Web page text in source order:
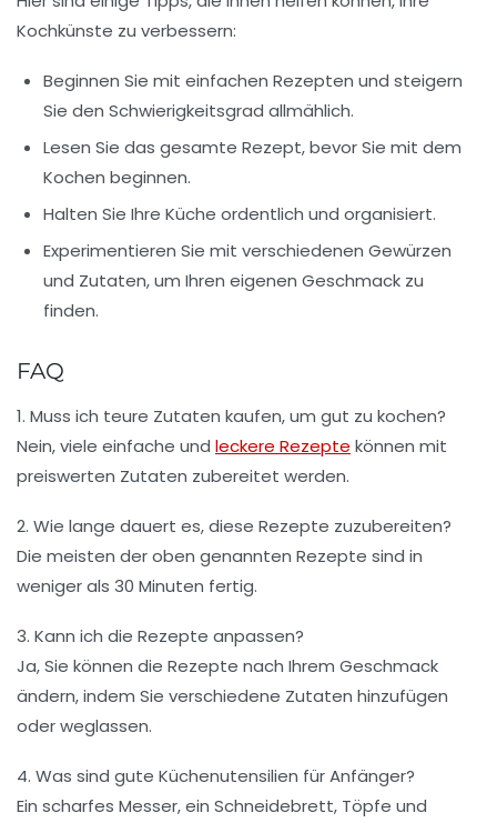
Kochkünste zu verbessern:
Beginnen Sie mit einfachen Rezepten und steigern
Sie den Schwierigkeitsgrad allmählich.
Lesen Sie das gesamte Rezept, bevor Sie mit dem
Kochen beginnen.
Halten Sie Ihre Küche ordentlich und organisiert.
Experimentieren Sie mit verschiedenen Gewürzen
und Zutaten, um Ihren eigenen Geschmack zu
finden.
FAQ
1. Muss ich teure Zutaten kaufen, um gut zu kochen?
Nein, viele einfache und leckere Rezepte können mit
preiswerten Zutaten zubereitet werden.
2. Wie lange dauert es, diese Rezepte zuzubereiten?
Die meisten der oben genannten Rezepte sind in
weniger als 30 Minuten fertig.
3. Kann ich die Rezepte anpassen?
Ja, Sie können die Rezepte nach Ihrem Geschmack
ändern, indem Sie verschiedene Zutaten hinzufügen
oder weglassen.
4. Was sind gute Küchenutensilien für Anfänger?
Ein scharfes Messer, ein Schneidebrett, Töpfe und